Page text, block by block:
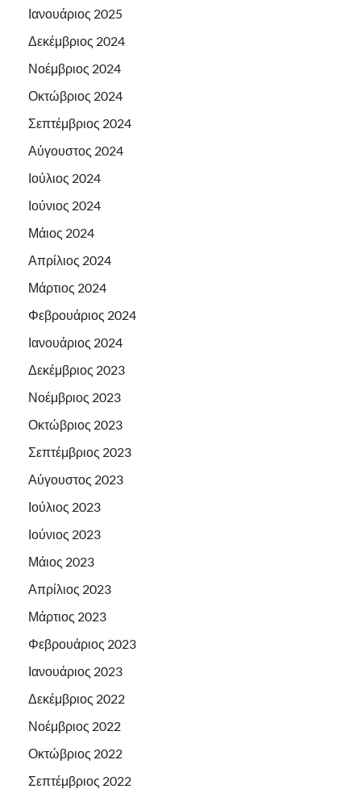
Ιανουάριος 2025
Δεκέμβριος 2024
Νοέμβριος 2024
Οκτώβριος 2024
Σεπτέμβριος 2024
Αύγουστος 2024
Ιούλιος 2024
Ιούνιος 2024
Μάιος 2024
Απρίλιος 2024
Μάρτιος 2024
Φεβρουάριος 2024
Ιανουάριος 2024
Δεκέμβριος 2023
Νοέμβριος 2023
Οκτώβριος 2023
Σεπτέμβριος 2023
Αύγουστος 2023
Ιούλιος 2023
Ιούνιος 2023
Μάιος 2023
Απρίλιος 2023
Μάρτιος 2023
Φεβρουάριος 2023
Ιανουάριος 2023
Δεκέμβριος 2022
Νοέμβριος 2022
Οκτώβριος 2022
Σεπτέμβριος 2022